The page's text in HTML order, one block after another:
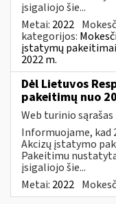
įsigaliojo šie...
Metai: 2022
kategorijos:
įstatymų
2022 m.
Dėl Lietuvos
pakeitimų nuo
Web turinio sąrašas
Informuojame, kad
Akcizų įstatymo
Pakeitimu
įsigaliojo šie...
Metai: 2022